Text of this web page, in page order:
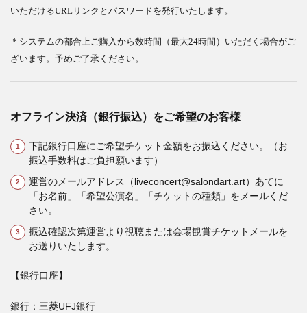
いただけるURLリンクとパスワードを発行いたします。
＊システムの都合上ご購入から数時間（最大24時間）いただく場合がご
ざいます。予めご了承ください。
オフライン決済（銀行振込）をご希望のお客様
下記銀行口座にご希望チケット金額をお振込ください。（お
振込手数料はご負担願います）
運営のメールアドレス（liveconcert@salondart.art）あてに
「お名前」「希望公演名」「チケットの種類」をメールくだ
さい。
振込確認次第運営より視聴または会場観賞チケットメールを
お送りいたします。
【銀行口座】
銀行：三菱UFJ銀行